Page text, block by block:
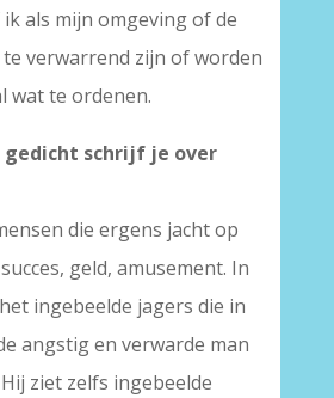
als mijn omgeving of de
verwarrend zijn of worden
wat te ordenen.
schrijf je over
die ergens jacht op
geld, amusement. In
ingebeelde jagers die in
angstig en verwarde man
ziet zelfs ingebeelde